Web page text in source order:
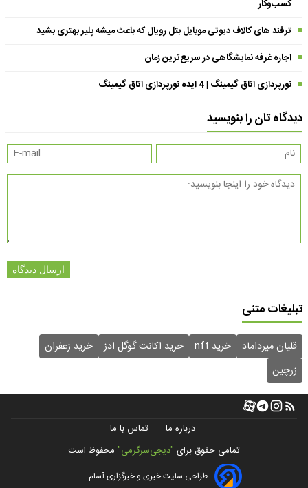
کسب‌وکار
ترفند های کالاف دیوتی موبایل بتل رویال که باعث میشه پلیر بهتری بشید
اجاره غرفه نمایشگاهی در سریع‌ترین زمان
نورپردازی اتاق گیمینگ | 4 ایده نورپردازی اتاق گیمینگ
دیدگاه تان را بنویسید
ارسال دیدگاه
تبلیغات متنی
قلیان میرداماد خرید nft خرید اکانت گوگل ادز
خرید زعفران
زرچین
درباره ما
تماس با ما
تمامی حقوق برای "دیجی‌سرگرمی" محفوظ است
طراحی سایت خبری و خبرگزاری آسام